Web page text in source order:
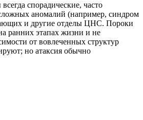
спорадические, часто
аномалий (например, синдром
и другие отделы ЦНС. Пороки
ранних этапах жизни и не
от вовлеченных структур
но атаксия обычно